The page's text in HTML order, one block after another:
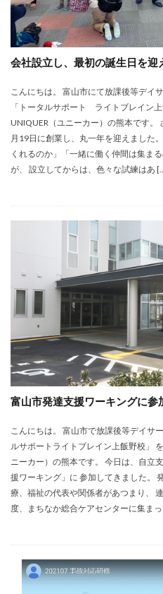
会社設立し、最初の誕生日を迎
こんにちは。 富山市にて放課後等デイ
「トータルサポート ライトブレイン
UNIQUER（ユニーカー）の熊本です
月19日に創業し、丸一年を迎えました
くれるのか」「一緒に働く仲間は集ま
が、 設立してからは、色々な試練はあ
富山市発達支援ワーキングに参
こんにちは。 富山市で放課後等デイサ
ルサポートライトブレイン上飯野校」
ニーカー）の熊本です。 今日は、自立
援ワーキング」に 参加してきました。
療、福祉の代表や関係者があつまり、
度、まちなか総合ケアセンターに集ま